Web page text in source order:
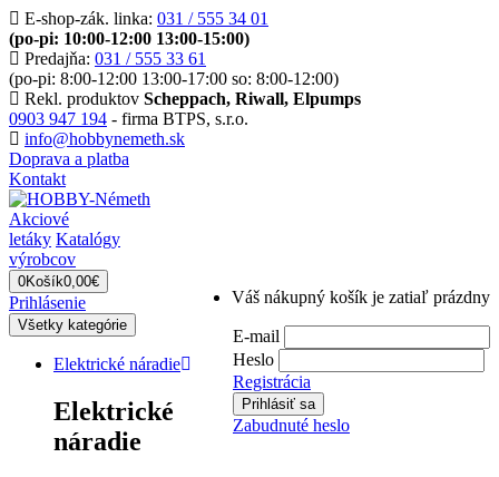
E-shop-zák. linka: 031 / 555 34 01
(po-pi: 10:00-12:00 13:00-15:00)
Predajňa: 031 / 555 33 61
(po-pi: 8:00-12:00 13:00-17:00 so: 8:00-12:00)
Rekl. produktov Scheppach, Riwall, Elpumps
0903 947 194 - firma BTPS, s.r.o.
info@hobbynemeth.sk
Doprava a platba
Kontakt
Akciové
letáky Katalógy
výrobcov
0Košík0,00€
Váš nákupný košík je zatiaľ prázdny
Prihlásenie
E-mail
Heslo
Registrácia
Zabudnuté heslo
Všetky kategórie
Elektrické náradie
Elektrické
náradie